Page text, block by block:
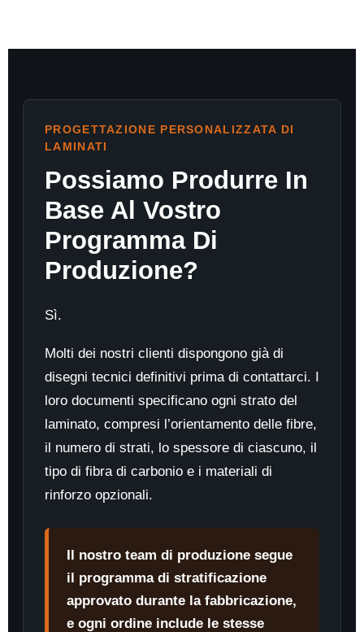
PROGETTAZIONE PERSONALIZZATA DI
LAMINATI
Possiamo Produrre In
Base Al Vostro
Programma Di
Produzione?
Sì.
Molti dei nostri clienti dispongono già di
disegni tecnici definitivi prima di contattarci. I
loro documenti specificano ogni strato del
laminato, compresi l’orientamento delle fibre,
il numero di strati, lo spessore di ciascuno, il
tipo di fibra di carbonio e i materiali di
rinforzo opzionali.
Il nostro team di produzione segue
il programma di stratificazione
approvato durante la fabbricazione,
e ogni ordine include le stesse